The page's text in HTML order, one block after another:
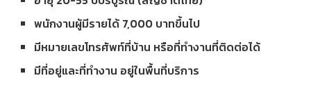
พนักงานผู้มีรายได้ 7,000 บาทขึ้นไป
มีหมายเลขโทรศัพท์ที่บ้าน หรือที่ทำงานที่ติดต่อได้
มีที่อยู่และที่ทำงาน อยู่ในพื้นที่บริการ